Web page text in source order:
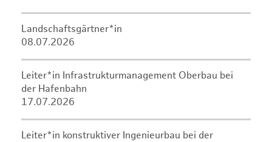
Landschaftsgärtner*in
08.07.2026
Leiter*in Infrastrukturmanagement Oberbau bei
der Hafenbahn
17.07.2026
Leiter*in konstruktiver Ingenieurbau bei der